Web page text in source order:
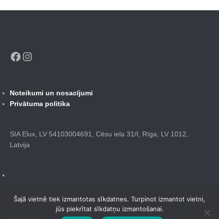
Facebook
Noteikumi un nosacījumi
Privātuma politika
SIA Elux, LV 54103004691, Cēsu iela 31/I, Rīga, LV 1012,
Latvija
Šajā vietnē tiek izmantotas sīkdatnes. Turpinot izmantot vietni,
jūs piekrītat sīkdatņu izmantošanai.